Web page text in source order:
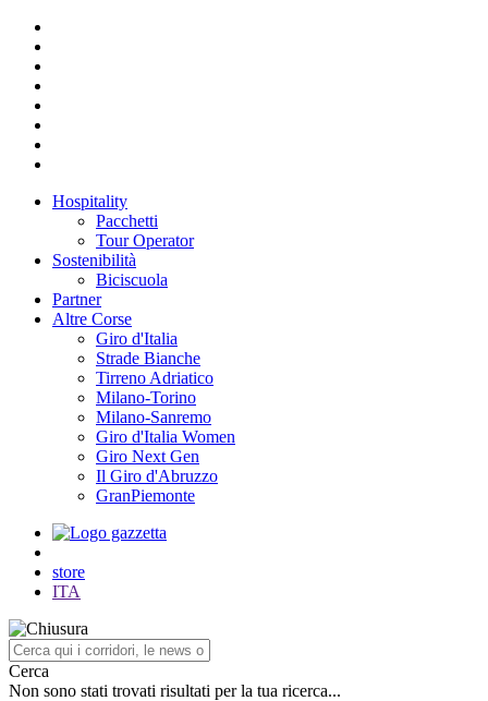
Hospitality
Pacchetti
Tour Operator
Sostenibilità
Biciscuola
Partner
Altre Corse
Giro d'Italia
Strade Bianche
Tirreno Adriatico
Milano-Torino
Milano-Sanremo
Giro d'Italia Women
Giro Next Gen
Il Giro d'Abruzzo
GranPiemonte
store
ITA
Cerca
Non sono stati trovati risultati per la tua ricerca...